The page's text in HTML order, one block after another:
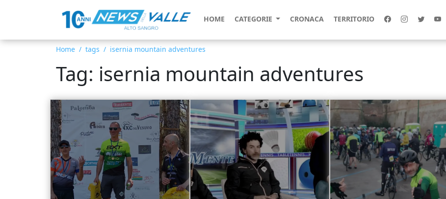
HOME CATEGORIE CRONACA TERRITORIO
Home tags isernia mountain adventures
Tag: isernia mountain adventures